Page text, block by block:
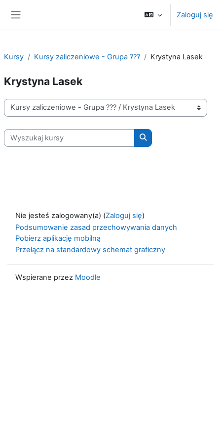
Zaloguj się
Kursy Kursy zaliczeniowe - Grupa ??? Krystyna Lasek
Krystyna Lasek
Kategorie kursów
Wyszukaj kursy
Wyszukaj kursy
Nie jesteś zalogowany(a) (Zaloguj się)
Podsumowanie zasad przechowywania danych
Pobierz aplikację mobilną
Przełącz na standardowy schemat graficzny
Wspierane przez Moodle